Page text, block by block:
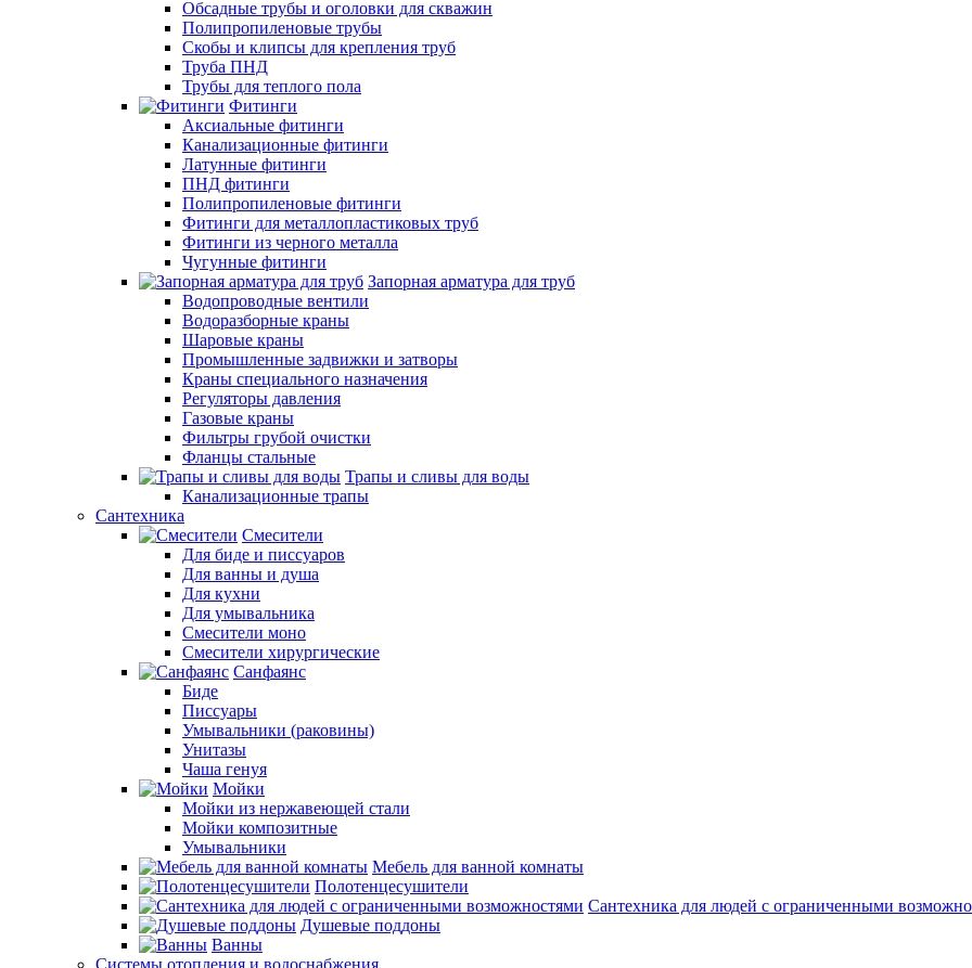
Обсадные трубы и оголовки для скважин
Полипропиленовые трубы
Скобы и клипсы для крепления труб
Труба ПНД
Трубы для теплого пола
Фитинги
Аксиальные фитинги
Канализационные фитинги
Латунные фитинги
ПНД фитинги
Полипропиленовые фитинги
Фитинги для металлопластиковых труб
Фитинги из черного металла
Чугунные фитинги
Запорная арматура для труб
Водопроводные вентили
Водоразборные краны
Шаровые краны
Промышленные задвижки и затворы
Краны специального назначения
Регуляторы давления
Газовые краны
Фильтры грубой очистки
Фланцы стальные
Трапы и сливы для воды
Канализационные трапы
Сантехника
Смесители
Для биде и писсуаров
Для ванны и душа
Для кухни
Для умывальника
Смесители моно
Смесители хирургические
Санфаянс
Биде
Писсуары
Умывальники (раковины)
Унитазы
Чаша генуя
Мойки
Мойки из нержавеющей стали
Мойки композитные
Умывальники
Мебель для ванной комнаты
Полотенцесушители
Сантехника для людей с ограниченными
Душевые поддоны
Ванны
Системы отопления и водоснабжения